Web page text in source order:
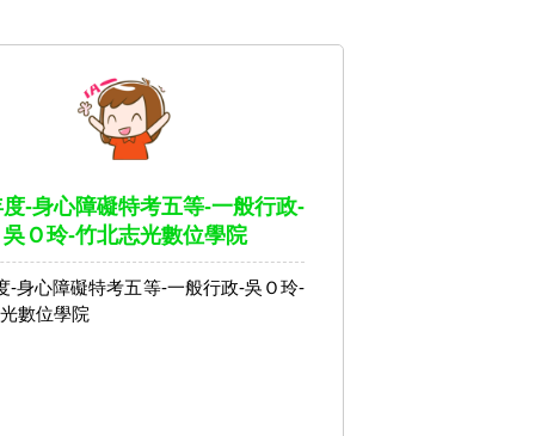
-身心障礙特考五等-一般行政-
吳Ｏ玲-竹北志光數位學院
-身心障礙特考五等-一般行政-吳Ｏ玲-
數位學院